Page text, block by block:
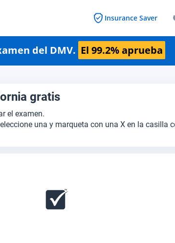
Insurance Saver
del DMV. El 99.2% aprueba
gratis
el examen.
una y marqueta con una X en la casilla